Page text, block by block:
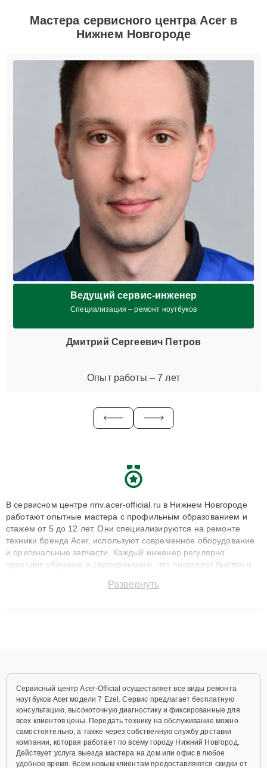
Мастера сервисного центра Acer в
Нижнем Новгороде
Ведущий сервис-инженер
Специализация – ремонт ноутбуков
Дмитрий Сергеевич Петров
Опыт работы – 7 лет
В сервисном центре nnv.acer-official.ru в Нижнем Новгороде
работают опытные мастера с профильным образованием и
стажем от 5 до 12 лет. Они специализируются на ремонте
техники бренда Acer, используют современное оборудование
и оригинальные запчасти. Каждый инженер регулярно
проходит обучение и сертификацию, что позволяет быстро и
сохранением гарантии до 3 лет. Наши мастера решают
Развернуть
Сервисный центр Acer-Official осуществляет все виды ремонта
ноутбуков Acer модели 7 Ezel. Сервис предлагает бесплатную
консультацию, высокоточную диагностику и фиксированные для
всех клиентов цены. Передать технику на обслуживание можно
самостоятельно, а также через собственную службу доставки
компании, которая работает по всему городу Нижний Новгород.
Действует услуга выезда мастера на дом или офис в любое
удобное время. Всем новым клиентам предоставляются скидки от